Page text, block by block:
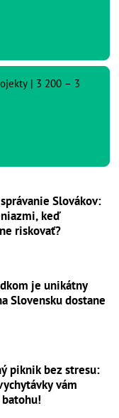
| 3 200 – 3
Slovákov:
keď
riskovať?
je unikátny
Slovensku dostane
piknik bez stresu:
vám